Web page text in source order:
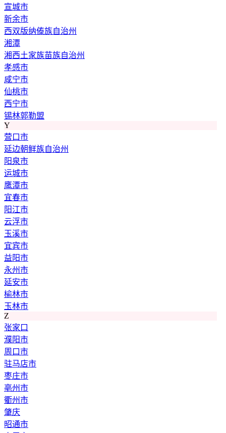
宣城市
新余市
西双版纳傣族自治州
湘潭
湘西土家族苗族自治州
孝感市
咸宁市
仙桃市
西宁市
锡林郭勒盟
Y
营口市
延边朝鲜族自治州
阳泉市
运城市
鹰潭市
宜春市
阳江市
云浮市
玉溪市
宜宾市
益阳市
永州市
延安市
榆林市
玉林市
Z
张家口
濮阳市
周口市
驻马店市
枣庄市
亳州市
衢州市
肇庆
昭通市